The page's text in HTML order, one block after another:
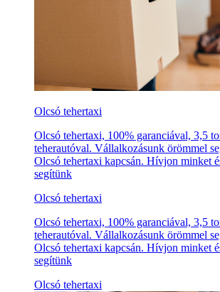
Olcsó tehertaxi
Olcsó tehertaxi, 100% garanciával, 3,5
teherautóval. Vállalkozásunk örömmel
Olcsó tehertaxi kapcsán. Hívjon minket
segítünk
Olcsó tehertaxi
Olcsó tehertaxi, 100% garanciával, 3,5
teherautóval. Vállalkozásunk örömmel
Olcsó tehertaxi kapcsán. Hívjon minket
segítünk
Olcsó tehertaxi